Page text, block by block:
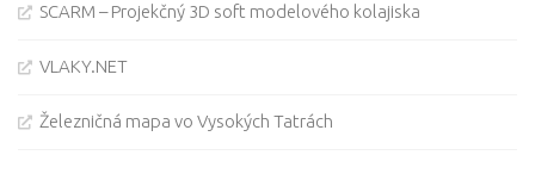
SCARM – Projekčný 3D soft modelového kolajiska
VLAKY.NET
Železničná mapa vo Vysokých Tatrách